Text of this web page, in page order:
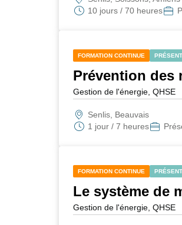
10 jours / 70 heures
FORMATION CONTINUE
Prévention des
Gestion de l'énergie, QHSE
Senlis, Beauvais
1 jour / 7 heures
FORMATION CONTINUE
Le système de
Gestion de l'énergie, QHSE